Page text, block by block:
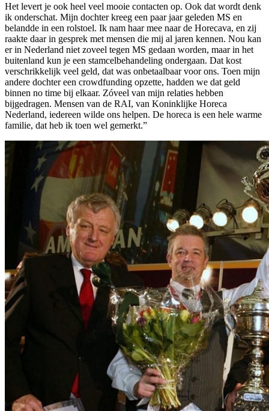
Het levert je ook heel veel mooie contacten op. Ook dat wordt denk
ik onderschat. Mijn dochter kreeg een paar jaar geleden MS en
belandde in een rolstoel. Ik nam haar mee naar de Horecava, en zij
raakte daar in gesprek met mensen die mij al jaren kennen. Nou kan
er in Nederland niet zoveel tegen MS gedaan worden, maar in het
buitenland kun je een stamcelbehandeling ondergaan. Dat kost
verschrikkelijk veel geld, dat was onbetaalbaar voor ons. Toen mijn
andere dochter een crowdfunding opzette, hadden we dat geld
binnen no time bij elkaar. Zóveel van mijn relaties hebben
bijgedragen. Mensen van de RAI, van Koninklijke Horeca
Nederland, iedereen wilde ons helpen. De horeca is een hele warme
familie, dat heb ik toen wel gemerkt.”